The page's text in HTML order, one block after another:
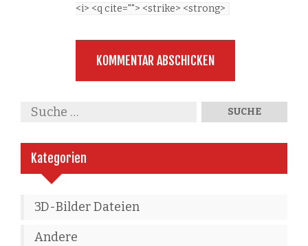
<i> <q cite=""> <strike> <strong>
Kategorien
3D-Bilder Dateien
Andere